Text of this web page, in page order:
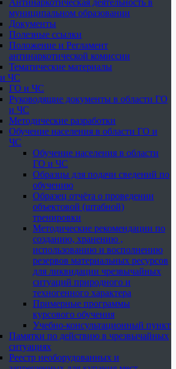
Антинаркотическая деятельность в
муниципальном образовании
Документы
Полезные ссылки
Положение и Регламент
антинаркотической комиссии
Тематические материалы
ЧС
ГО и ЧС
Руководящие документы в области ГО
и ЧС
Методические разработки
Обучение населения в области ГО и
ЧС
Обучение населения в области
ГО и ЧС
Образцы для подачи сведений по
обучению
Образец отчёта о проведении
объектовой (штабной)
тренировки
Методические рекомендации по
созданию, хранению ,
использованию и восполнению
резервов материальных ресурсов
для ликвидации чрезвычайных
ситуаций природного и
техногенного характера
Примерные программы
курсового обучения
Учебно-консультационный пункт
Памятки по действию в чрезвычайных
ситуациях
Реестр необорудованных и